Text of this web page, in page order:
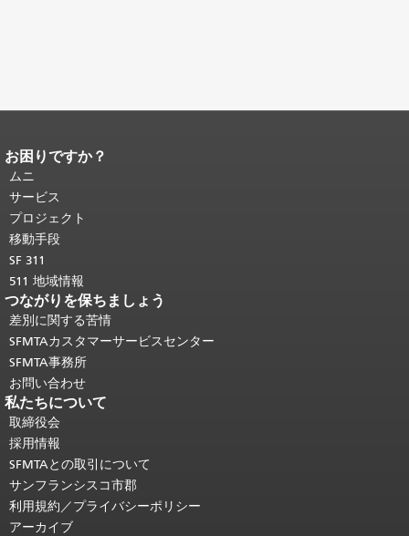
ページコンテンツの終わり。
ジの残りの部分はすべてのページで繰
り返されます。
頭に戻る。
お困りですか？
ムニ
サービス
プロジェクト
移動手段
SF 311
511 地域情報
つながりを保ちましょう
差別に関する苦情
SFMTAカスタマーサービスセンター
SFMTA事務所
お問い合わせ
私たちについて
取締役会
採用情報
SFMTAとの取引について
サンフランシスコ市郡
利用規約／プライバシーポリシー
アーカイブ